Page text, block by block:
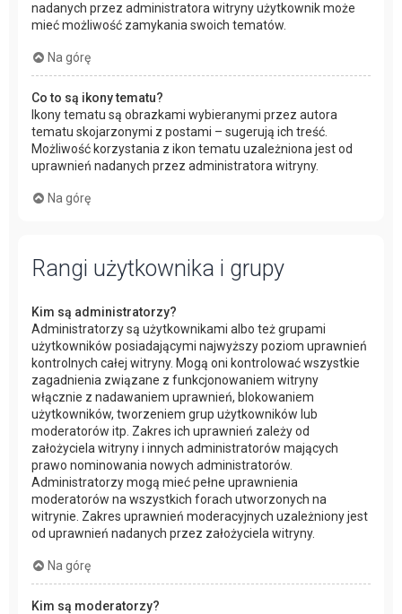
nadanych przez administratora witryny użytkownik może
mieć możliwość zamykania swoich tematów.
Na górę
Co to są ikony tematu?
Ikony tematu są obrazkami wybieranymi przez autora
tematu skojarzonymi z postami – sugerują ich treść.
Możliwość korzystania z ikon tematu uzależniona jest od
uprawnień nadanych przez administratora witryny.
Na górę
Rangi użytkownika i grupy
Kim są administratorzy?
Administratorzy są użytkownikami albo też grupami
użytkowników posiadającymi najwyższy poziom uprawnień
kontrolnych całej witryny. Mogą oni kontrolować wszystkie
zagadnienia związane z funkcjonowaniem witryny
włącznie z nadawaniem uprawnień, blokowaniem
użytkowników, tworzeniem grup użytkowników lub
moderatorów itp. Zakres ich uprawnień zależy od
założyciela witryny i innych administratorów mających
prawo nominowania nowych administratorów.
Administratorzy mogą mieć pełne uprawnienia
moderatorów na wszystkich forach utworzonych na
witrynie. Zakres uprawnień moderacyjnych uzależniony jest
od uprawnień nadanych przez założyciela witryny.
Na górę
Kim są moderatorzy?